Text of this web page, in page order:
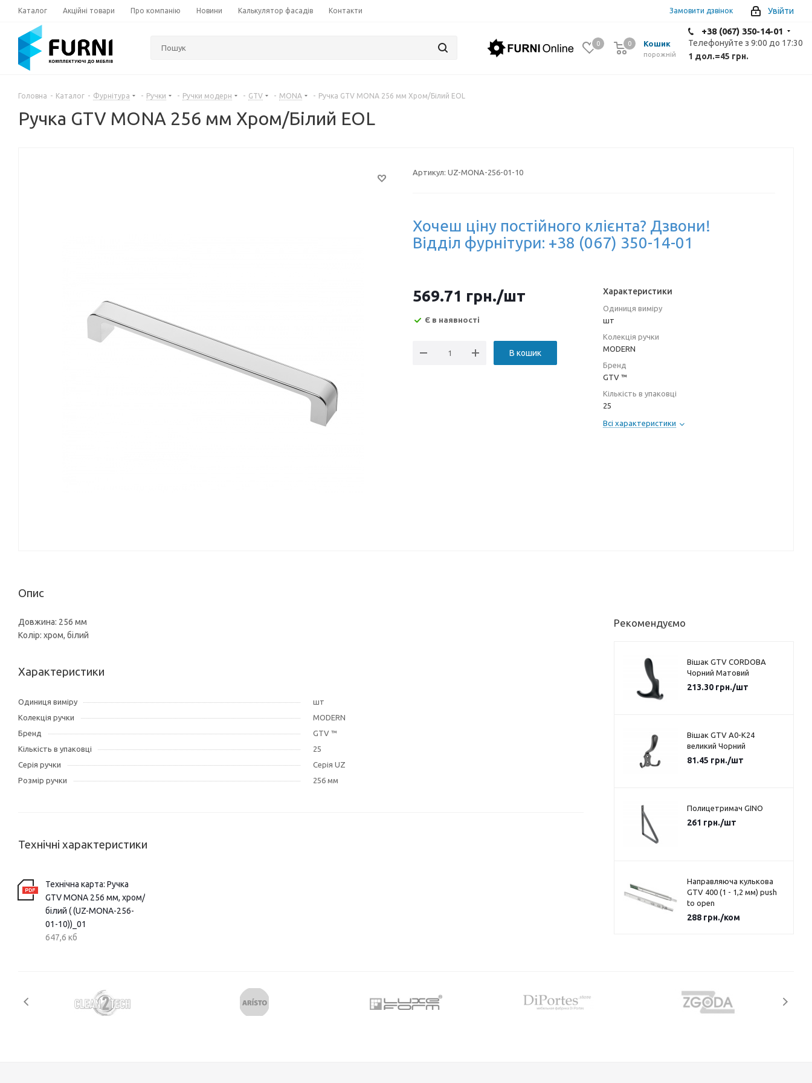
Каталог Акційні товари Про компанію Новини Калькулятор фасадів Контакти Увійти
Замовити дзвінок
+38 (067) 350-14-01
Телефонуйте з 9:00 до 17:30
1 дол.=45 грн.
0 Кошик
0
порожній
0
Головна - Каталог - Фурнітура - Ручки - Ручки модерн - GTV - MONA - Ручка GTV MONA 256 мм Хром/Білий EOL
Ручка GTV MONA 256 мм Хром/Білий EOL
Артикул: UZ-MONA-256-01-10
Хочеш ціну постійного клієнта? Дзвони!
Відділ фурнітури: +38 (067) 350-14-01
569.71 грн./шт
Є в наявності
В кошик
Характеристики
Одиниця виміру
шт
Колекція ручки
MODERN
Бренд
GTV ™
Кількість в упаковці
25
Всі характеристики
Опис
Довжина: 256 мм
Колір: хром, білий
Характеристики
Одиниця виміру
шт
Колекція ручки
MODERN
Бренд
GTV ™
Кількість в упаковці
25
Серія ручки
Серія UZ
Розмір ручки
256 мм
Технічні характеристики
Технічна карта: Ручка
GTV MONA 256 мм, хром/
білий ( (UZ-MONA-256-
01-10))_01
647,6 кб
Рекомендуємо
Вішак GTV CORDOBA
Чорний Матовий
213.30грн./шт
Вішак GTV A0-K24
великий Чорний
81.45 грн./шт
Полицетримач GINO
261 грн./шт
Направляюча кулькова
GTV 400 (1 - 1,2 мм) push
to open
288грн./ком